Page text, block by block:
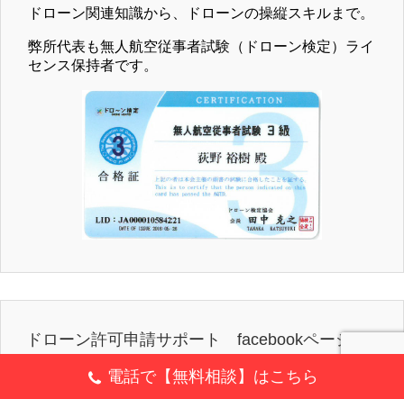
ドローン関連知識から、ドローンの操縦スキルまで。
弊所代表も無人航空従事者試験（ドローン検定）ライ
センス保持者です。
ドローン許可申請サポート facebookページ
電話で【無料相談】はこちら